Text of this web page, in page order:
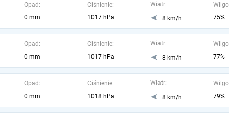
Opad:
0 mm
Ciśnienie:
1017 hPa
Wiatr:
8 km/h
75%
Opad:
0 mm
Ciśnienie:
1017 hPa
Wiatr:
8 km/h
77%
Opad:
0 mm
Ciśnienie:
1018 hPa
Wiatr:
8 km/h
79%